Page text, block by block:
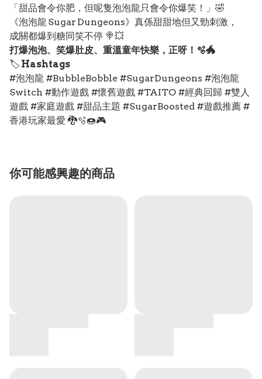
「甜品會令你肥，但呢隻泡泡龍只會令你爆笑！」🤣
《泡泡龍 Sugar Dungeons》真係甜甜地但又勁刺激，
成關都爆到糖同笑不停 🍭💥
打爆泡泡、笑爆肚皮、重溫童年快樂，正呀！🫧🐲
🏷️ Hashtags
#泡泡龍 #BubbleBobble #SugarDungeons #泡泡龍
Switch #動作遊戲 #懷舊遊戲 #TAITO #經典回歸 #雙人
遊戲 #家庭遊戲 #甜品主題 #SugarBoosted #遊戲推薦 #
香港玩家最愛 🐉🫧🍩🎮
你可能感興趣的商品